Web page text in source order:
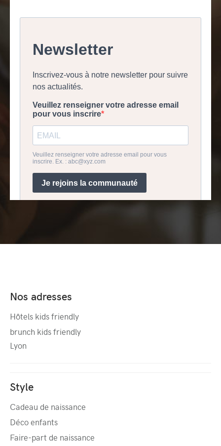
Nos adresses
Hôtels kids friendly
brunch kids friendly
Lyon
Style
Cadeau de naissance
Déco enfants
Faire-part de naissance